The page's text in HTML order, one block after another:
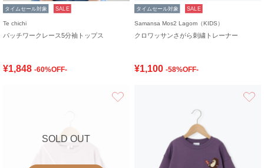
タイムセール対象 SALE
Te chichi
パッチワークレース5分袖トップス
¥1,848 -60%OFF-
タイムセール対象 SALE
Samansa Mos2 Lagom（KIDS）
クロワッサンさがら刺繍トレーナー
¥1,100 -58%OFF-
SOLD OUT